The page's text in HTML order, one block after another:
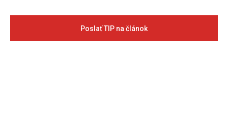
Poslať TIP na článok